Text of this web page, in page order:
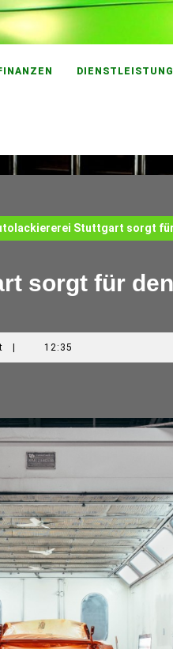
FINANZEN
Stuttgart sorgt
sorgt für
12:35